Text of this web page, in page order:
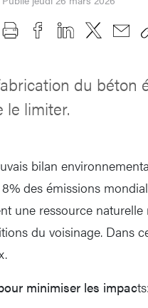
du béton
le limiter.
bilan
des émissions
une ressource
du voisinage. Dans
minimiser les impacts: